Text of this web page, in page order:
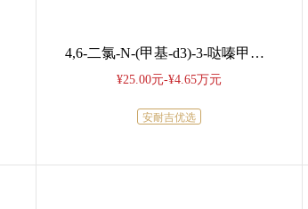
4,6-二氯-N-(甲基-d3)-3-哒嗪甲酰胺
¥25.00元-¥4.65万元
安耐吉优选